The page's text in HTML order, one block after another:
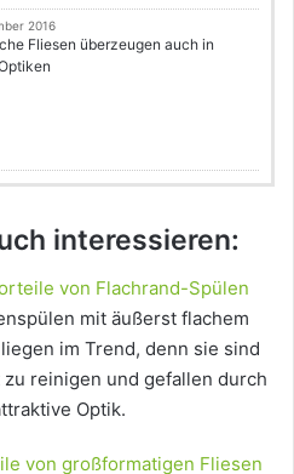
2016
Fliesen überzeugen auch in
interessieren:
von Flachrand-Spülen
mit äußerst flachem
liegen im Trend, denn sie sind
zu reinigen und gefallen durch
Optik.
von großformatigen Fliesen